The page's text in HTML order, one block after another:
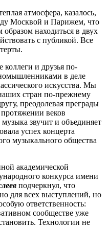
атмосфера, казалось,
Москвой и Парижем, что
находиться в двух
с публикой. Все
и друзья по-
в деле
искусства. Мы
стран по-прежнему
преодолевая преграды
веков
звучит и объединяет
успех концерта
музыкального общества
академической
конкурса имени
подчеркнул, что
для всех выступлений, но
ответственность:
сообществе уже
Технологии не